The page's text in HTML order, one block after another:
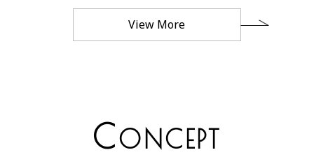
View More
CONCEPT